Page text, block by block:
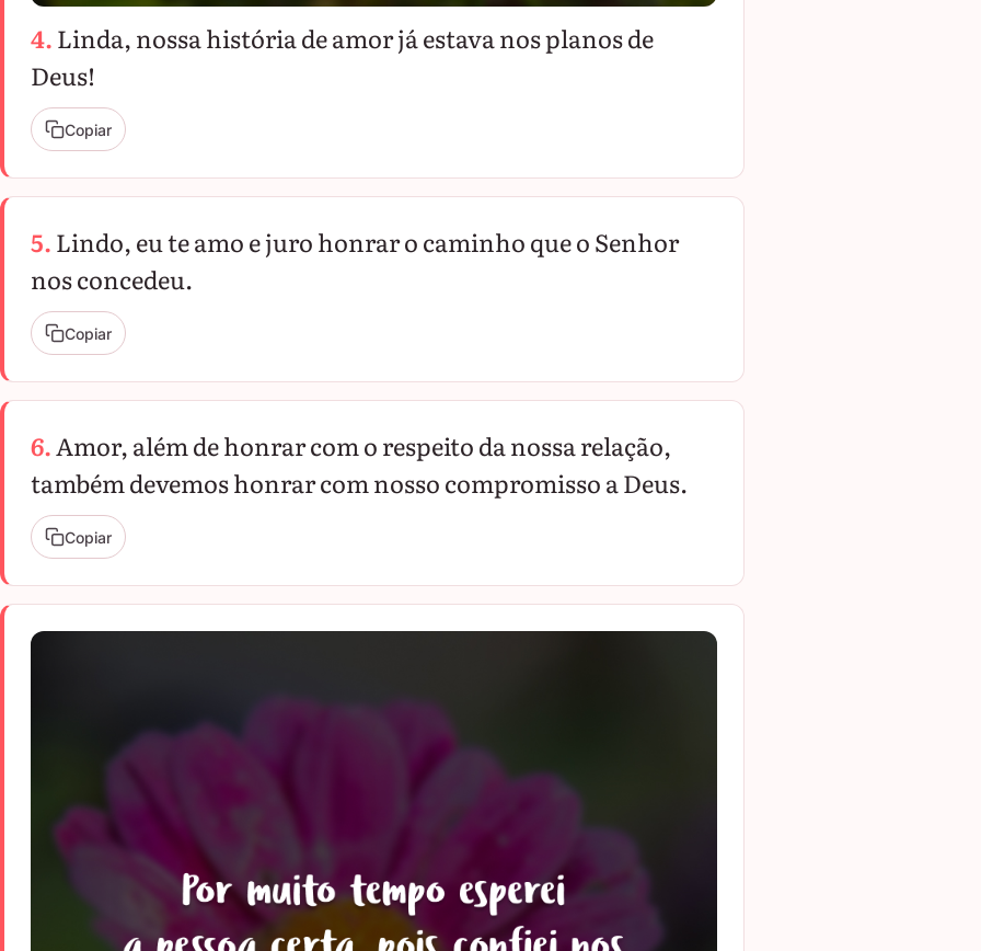
4.Linda, nossa história de amor já estava nos planos de
Deus!
Copiar
5.Lindo, eu te amo e juro honrar o caminho que o Senhor
nos concedeu.
Copiar
6.Amor, além de honrar com o respeito da nossa relação,
também devemos honrar com nosso compromisso a Deus.
Copiar